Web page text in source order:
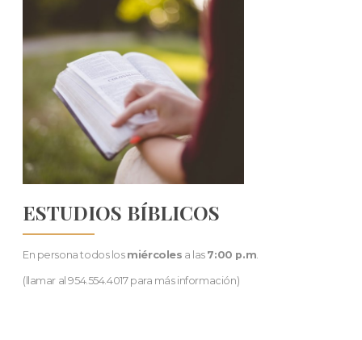
ESTUDIOS BÍBLICOS
En persona todos los miércoles a las 7:00 p.m.
(llamar al 954.554.4017 para más información)